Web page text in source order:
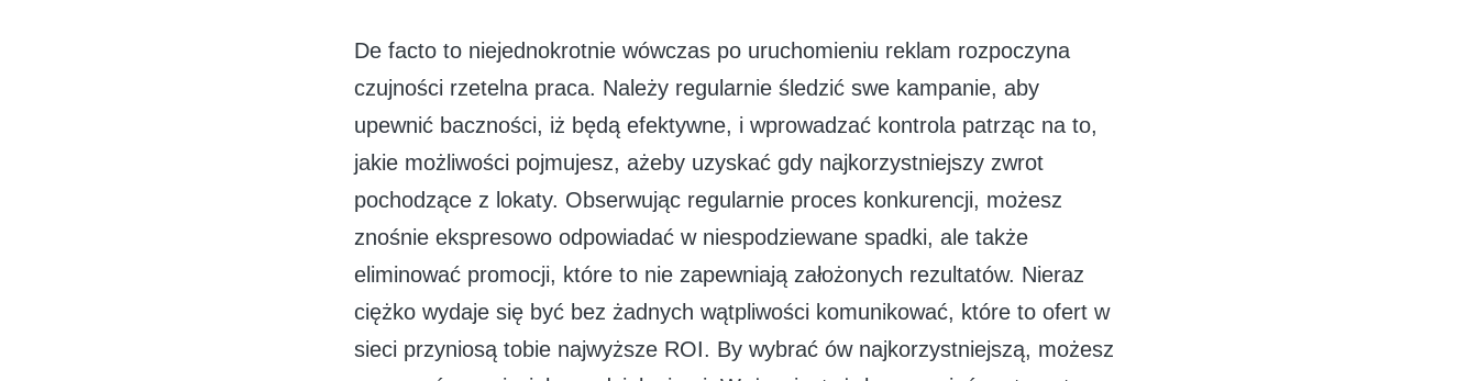
De facto to niejednokrotnie wówczas po uruchomieniu reklam rozpoczyna
czujności rzetelna praca. Należy regularnie śledzić swe kampanie, aby
upewnić baczności, iż będą efektywne, i wprowadzać kontrola patrząc na to,
jakie możliwości pojmujesz, ażeby uzyskać gdy najkorzystniejszy zwrot
pochodzące z lokaty. Obserwując regularnie proces konkurencji, możesz
znośnie ekspresowo odpowiadać w niespodziewane spadki, ale także
eliminować promocji, które to nie zapewniają założonych rezultatów. Nieraz
ciężko wydaje się być bez żadnych wątpliwości komunikować, które to ofert w
sieci przyniosą tobie najwyższe ROI. By wybrać ów najkorzystniejszą, możesz